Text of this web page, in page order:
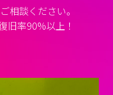
相談ください。
旧率90%以上！